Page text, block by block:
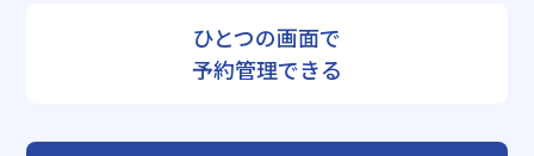
ひとつの画面で
予約管理できる